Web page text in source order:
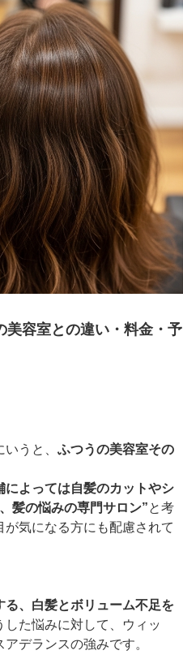
美容室との違い・料金・予
うと、 ふつうの美容室その
によっては自髪のカットやシ
髪の悩みの専門サロン”と考
気になる方にも配慮されて
、白髪とボリューム不足を
した悩みに対して、ウィッ
デランスの強みです。